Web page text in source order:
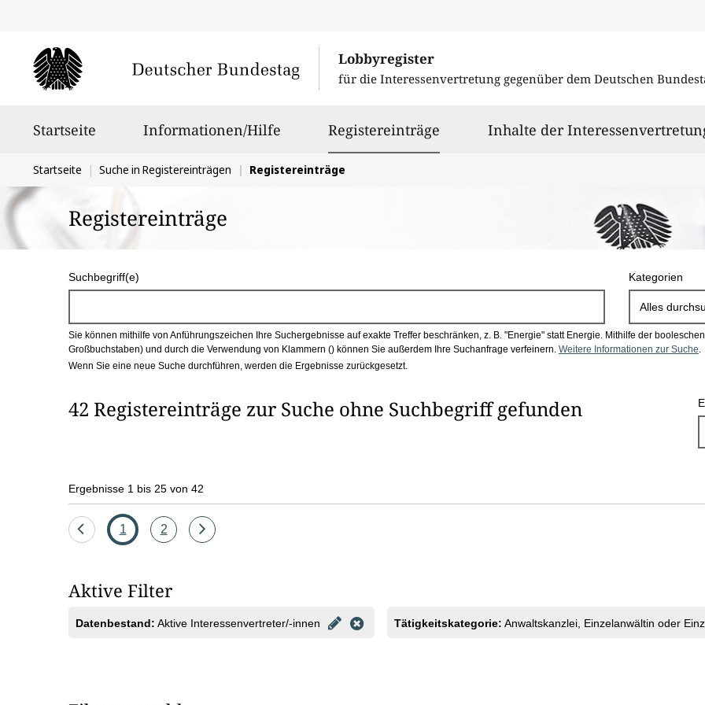
Lobbyregister
für die Interessenvertretung gegenüber dem Deutschen
Startseite Informationen/Hilfe Registereinträge ausgewähltInhalte der
Sie
befinden
sich
hier:
Startseite Suche in Registereinträgen Registereinträge
Registereinträge
u
c
h
b
o
Suchbegriff(e) Kategorien
Alles
Sie können mithilfe von Anführungszeichen Ihre Suchergebnisse auf exakte Treffer beschränken, z. B. "Energie" statt Energie. Mithilfe der
Großbuchstaben) und durch die Verwendung von Klammern () können Sie außerdem Ihre Suchanfrage verfeinern. Weitere Informationen zur Suche.
Wenn Sie eine neue Suche durchführen, werden die Ergebnisse zurückgesetzt.
42 Registereinträge zur Suche ohne Suchbegriff gefunden
Ergebnisse 1 bis 25 von 42
Eine
Seite
1 Seite
2
Eine
Aktive Filter
Datenbestand: Aktive Interessenvertreter/-innen Tätigkeitskategorie: Anwaltskanzlei, Einzelanwältin oder